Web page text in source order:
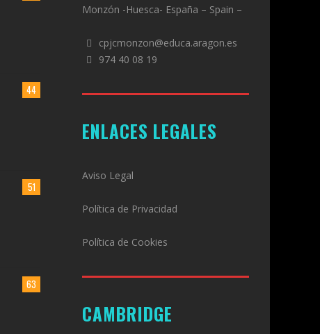
44
51
63
Monzón -Huesca- España – Spain –
cpjcmonzon@educa.aragon.es
974 40 08 19
ENLACES LEGALES
Aviso Legal
Política de Privacidad
Política de Cookies
CAMBRIDGE